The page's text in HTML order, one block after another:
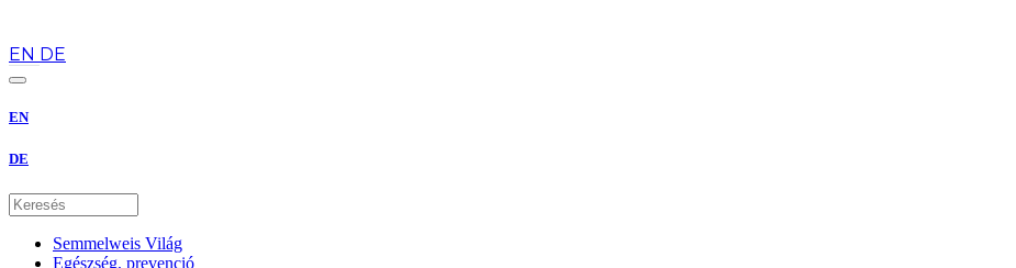
EN DE
EN
DE
Semmelweis Világ
Egészség, prevenció